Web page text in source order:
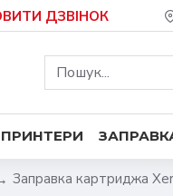
ДЗВІНОК
Заправка картриджа